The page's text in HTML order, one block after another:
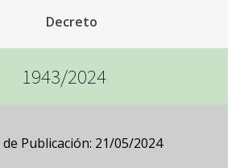
Decreto
1943/2024
de Publicación: 21/05/2024